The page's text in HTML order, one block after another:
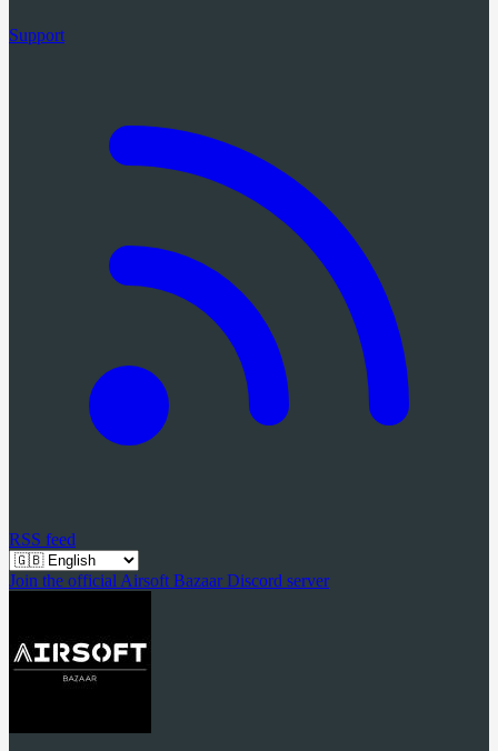
Support
RSS feed
Join the official Airsoft Bazaar Discord server